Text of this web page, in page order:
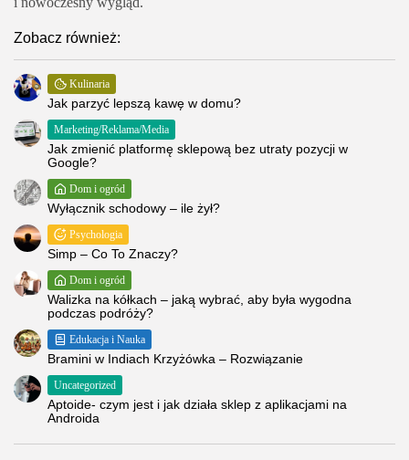
Zobacz również:
Kulinaria
Jak parzyć lepszą kawę w domu?
Marketing/Reklama/Media
Jak zmienić platformę sklepową bez utraty pozycji w
Google?
Dom i ogród
Wyłącznik schodowy – ile żył?
Psychologia
Simp – Co To Znaczy?
Dom i ogród
Walizka na kółkach – jaką wybrać, aby była wygodna
podczas podróży?
Edukacja i Nauka
Bramini w Indiach Krzyżówka – Rozwiązanie
Uncategorized
Aptoide- czym jest i jak działa sklep z aplikacjami na
Androida